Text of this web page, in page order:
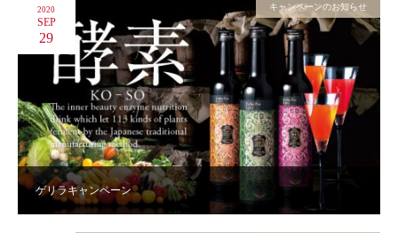
ゲリラキャンペーン
2020
SEP
29
キャンペーンのお知らせ